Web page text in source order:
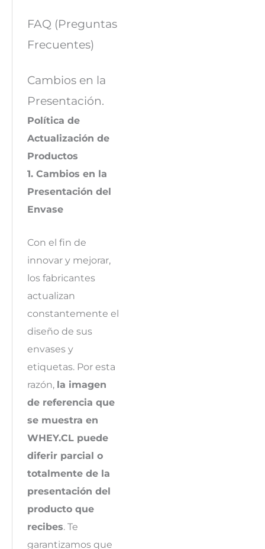
FAQ (Preguntas
Frecuentes)
Cambios en la
Presentación.
Política de
Actualización de
Productos
1. Cambios en la
Presentación del
Envase
Con el fin de
innovar y mejorar,
los fabricantes
actualizan
constantemente el
diseño de sus
envases y
etiquetas. Por esta
razón, la imagen
de referencia que
se muestra en
WHEY.CL puede
diferir parcial o
totalmente de la
presentación del
producto que
recibes. Te
garantizamos que